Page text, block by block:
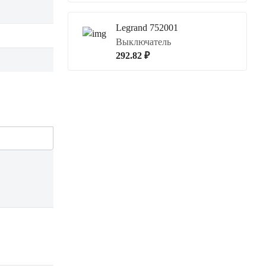
Legrand 752001
Выключатель
292.82 ₽